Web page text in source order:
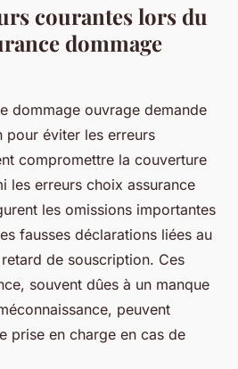
courantes lors du
dommage
dommage ouvrage demande
éviter les erreurs
compromettre la couverture
les erreurs choix assurance
les omissions importantes
fausses déclarations liées au
de souscription. Ces
souvent dûes à un manque
peuvent
prise en charge en cas de